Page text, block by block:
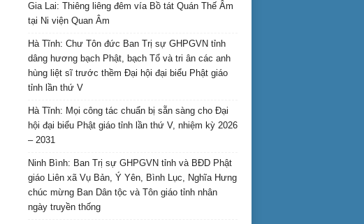
Gia Lai: Thiêng liêng đêm vía Bồ tát Quán Thế Âm
tại Ni viện Quan Âm
Hà Tĩnh: Chư Tôn đức Ban Trị sự GHPGVN tỉnh
dâng hương bạch Phật, bạch Tổ và tri ân các anh
hùng liệt sĩ trước thềm Đại hội đại biểu Phật giáo
tỉnh lần thứ V
Hà Tĩnh: Mọi công tác chuẩn bị sẵn sàng cho Đại
hội đại biểu Phật giáo tỉnh lần thứ V, nhiệm kỳ 2026
– 2031
Ninh Bình: Ban Trị sự GHPGVN tỉnh và BĐD Phật
giáo Liên xã Vụ Bản, Ý Yên, Bình Lục, Nghĩa Hưng
chúc mừng Ban Dân tộc và Tôn giáo tỉnh nhân
ngày truyền thống